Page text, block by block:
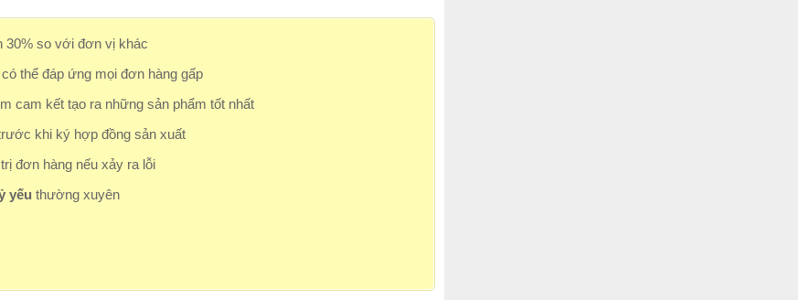
30% so với đơn vị khác
thể đáp ứng mọi đơn hàng gấp
cam kết tạo ra những sản phẩm tốt nhất
khi ký hợp đồng sản xuất
đơn hàng nếu xảy ra lỗi
yếu thường xuyên